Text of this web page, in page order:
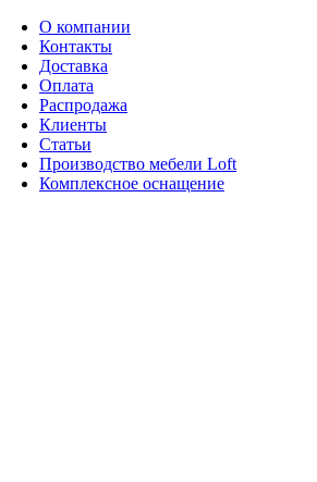
О компании
Контакты
Доставка
Оплата
Распродажа
Клиенты
Статьи
Производство мебели Loft
Комплексное оснащение